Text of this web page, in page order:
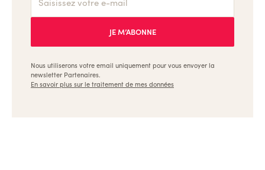
Nous utiliserons votre email uniquement pour vous envoyer la
newsletter Partenaires.
En savoir plus sur le traitement de mes données